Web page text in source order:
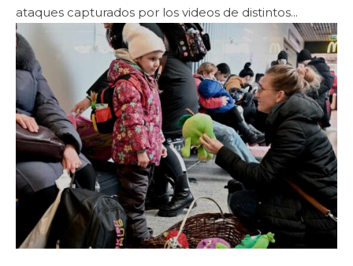
ataques capturados por los videos de distintos...